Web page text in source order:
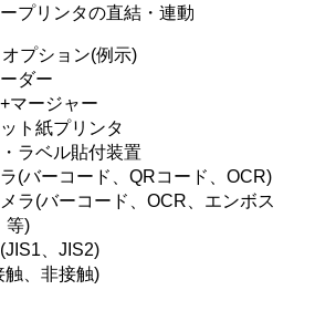
プリンタの直結・連動
プション(例示)
ダー
マージャー
ト紙プリンタ
ラベル貼付装置
(バーコード、QRコード、OCR)
ラ(バーコード、OCR、エンボス
等)
、JIS2)
、非接触)